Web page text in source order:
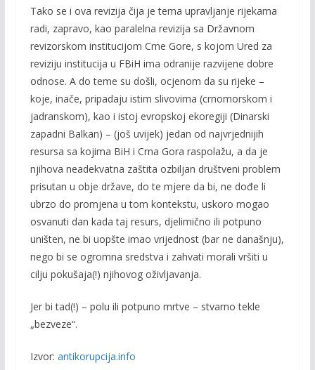
Tako se i ova revizija čija je tema upravljanje rijekama
radi, zapravo, kao paralelna revizija sa Državnom
revizorskom institucijom Crne Gore, s kojom Ured za
reviziju institucija u FBiH ima odranije razvijene dobre
odnose. A do teme su došli, ocjenom da su rijeke –
koje, inače, pripadaju istim slivovima (crnomorskom i
jadranskom), kao i istoj evropskoj ekoregiji (Dinarski
zapadni Balkan) – (još uvijek) jedan od najvrjednijih
resursa sa kojima BiH i Crna Gora raspolažu, a da je
njihova neadekvatna zaštita ozbiljan društveni problem
prisutan u obje države, do te mjere da bi, ne dođe li
ubrzo do promjena u tom kontekstu, uskoro mogao
osvanuti dan kada taj resurs, djelimično ili potpuno
uništen, ne bi uopšte imao vrijednost (bar ne današnju),
nego bi se ogromna sredstva i zahvati morali vršiti u
cilju pokušaja(!) njihovog oživljavanja.
Jer bi tad(!) – polu ili potpuno mrtve – stvarno tekle
„bezveze“.
Izvor: antikorupcija.info